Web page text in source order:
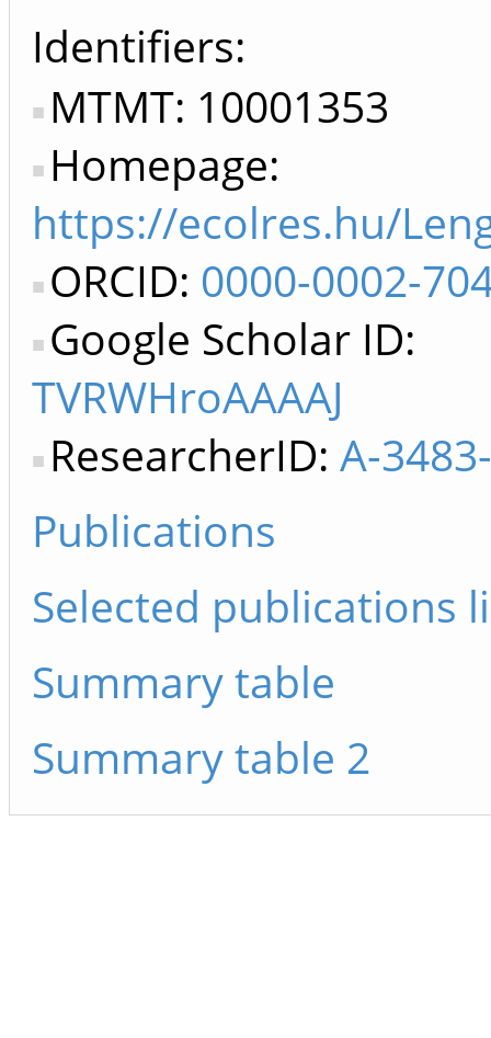
Identifiers
MTMT: 10001353
Homepage:
https://ecolres.hu/
ORCID: 0000-0002-
Google Scholar ID:
TVRWHroAAAAJ
ResearcherID: A-
Publications
Selected publications
Summary table
Summary table 2